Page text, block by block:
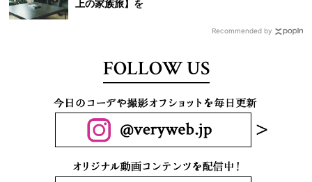
上の家族旅】を
Recommended by
FOLLOW US